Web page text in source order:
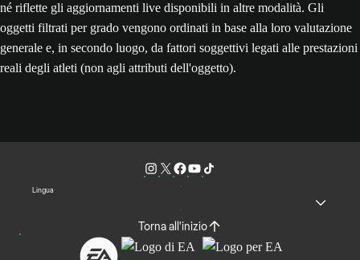
né riflette gli aggiornamenti live disponibili in altre modalità. Gli
oggetti filtrati per grado vengono ordinati in base alla loro valutazione
generale e, in secondo luogo, da fattori soggettivi legati alle prestazioni
reali degli atleti (non agli attributi dell'oggetto).
Lingua
Torna all'inizio